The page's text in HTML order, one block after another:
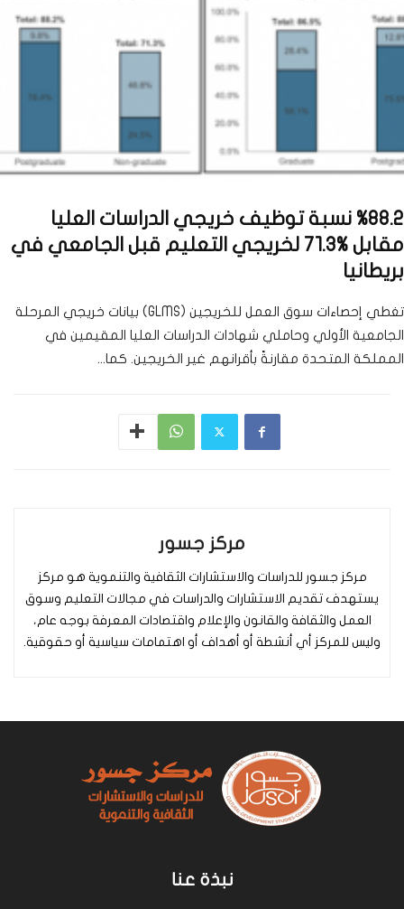
%88.2 نسبة توظيف خريجي الدراسات العليا
مقابل %71.3 لخريجي التعليم قبل الجامعي في
بريطانيا
تغطي إحصاءات سوق العمل للخريجين (GLMS) بيانات خريجي المرحلة
الجامعية الأولي وحاملي شهادات الدراسات العليا المقيمين في
المملكة المتحدة مقارنةً بأقرانهم غير الخريجين. كما...
مركز جسور
مركز جسور للدراسات والاستشارات الثقافية والتنموية هو مركز
يستهدف تقديم الاستشارات والدراسات في مجالات التعليم وسوق
العمل والثقافة والقانون والإعلام واقتصادات المعرفة بوجه عام،
وليس للمركز أي أنشطة أو أهداف أو اهتمامات سياسية أو حقوقية.
نبذة عنا